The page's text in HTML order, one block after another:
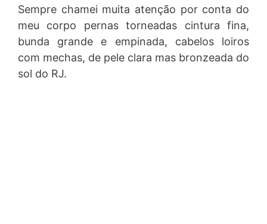
Sempre chamei muita atenção por conta do
meu corpo pernas torneadas cintura fina,
bunda grande e empinada, cabelos loiros
com mechas, de pele clara mas bronzeada do
sol do RJ.